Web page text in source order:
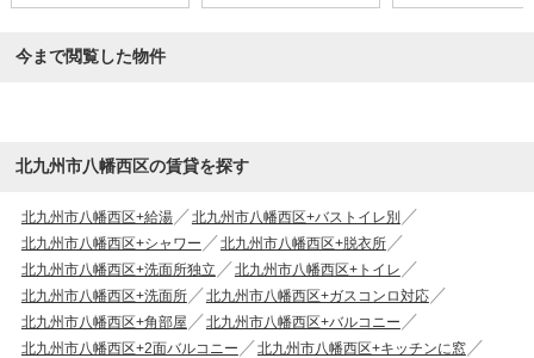
今まで閲覧した物件
北九州市八幡西区の賃貸を探す
北九州市八幡西区+給湯
北九州市八幡西区+バストイレ別
北九州市八幡西区+シャワー
北九州市八幡西区+脱衣所
北九州市八幡西区+洗面所独立
北九州市八幡西区+トイレ
北九州市八幡西区+洗面所
北九州市八幡西区+ガスコンロ対応
北九州市八幡西区+角部屋
北九州市八幡西区+バルコニー
北九州市八幡西区+2面バルコニー
北九州市八幡西区+キッチンに窓